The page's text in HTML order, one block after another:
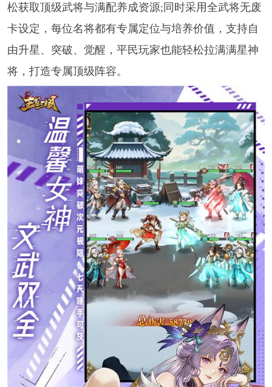
松获取顶级武将与满配养成资源;同时采用全武将无废
卡设定，每位名将都有专属定位与培养价值，支持自
由升星、突破、觉醒，平民玩家也能轻松拉满满星神
将，打造专属顶级阵容。